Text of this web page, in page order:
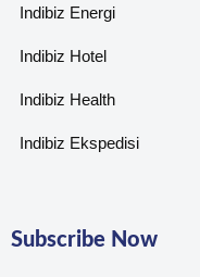
Indibiz Energi
Indibiz Hotel
Indibiz Health
Indibiz Ekspedisi
Subscribe Now